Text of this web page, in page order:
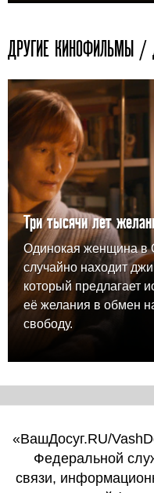
ДРУГИЕ КИНОФИЛЬМЫ /
Три тысячи лет
Одинокая женщина в
случайно находит
который предлагает
её желания в обмен
свободу.
«ВашДосуг.RU/
Федеральной
связи,